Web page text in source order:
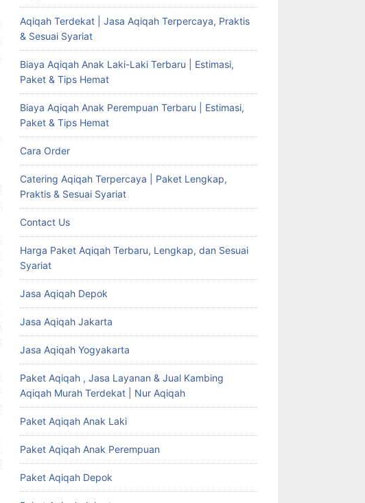
Aqiqah Terdekat | Jasa Aqiqah Terpercaya, Praktis
& Sesuai Syariat
Biaya Aqiqah Anak Laki-Laki Terbaru | Estimasi,
Paket & Tips Hemat
Biaya Aqiqah Anak Perempuan Terbaru | Estimasi,
Paket & Tips Hemat
Cara Order
Catering Aqiqah Terpercaya | Paket Lengkap,
Praktis & Sesuai Syariat
Contact Us
Harga Paket Aqiqah Terbaru, Lengkap, dan Sesuai
Syariat
Jasa Aqiqah Depok
Jasa Aqiqah Jakarta
Jasa Aqiqah Yogyakarta
Paket Aqiqah , Jasa Layanan & Jual Kambing
Aqiqah Murah Terdekat | Nur Aqiqah
Paket Aqiqah Anak Laki
Paket Aqiqah Anak Perempuan
Paket Aqiqah Depok